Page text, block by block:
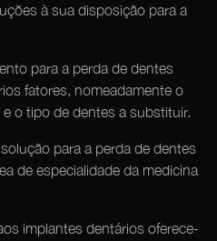
à sua disposição para a
para a perda de dentes
fatores, nomeadamente o
o tipo de dentes a substituir.
para a perda de dentes
de especialidade da medicina
implantes dentários oferece-